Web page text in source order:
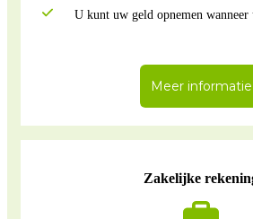
U kunt uw geld opnemen
Meer informatie
Zakelijke